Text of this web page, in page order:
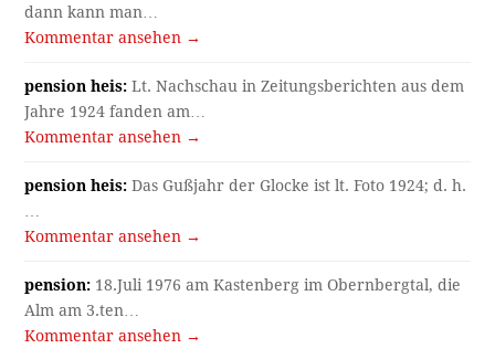
dann kann man…
Kommentar ansehen →
pension heis: Lt. Nachschau in Zeitungsberichten aus dem
Jahre 1924 fanden am…
Kommentar ansehen →
pension heis: Das Gußjahr der Glocke ist lt. Foto 1924; d. h.
…
Kommentar ansehen →
pension: 18.Juli 1976 am Kastenberg im Obernbergtal, die
Alm am 3.ten…
Kommentar ansehen →